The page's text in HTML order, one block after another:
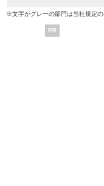
※文字がグレーの部門は当社規定
PR